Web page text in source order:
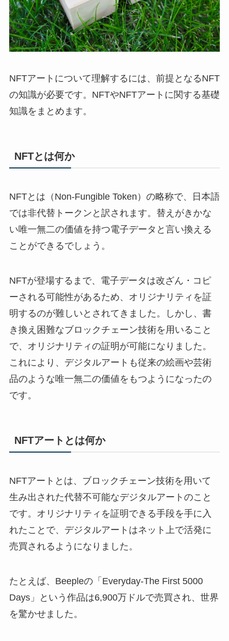
NFTアートについて理解するには、前提となるNFT
の知識が必要です。NFTやNFTアートに関する基礎
知識をまとめます。
NFTとは何か
NFTとは（Non-Fungible Token）の略称で、日本語
では非代替トークンと訳されます。替えがきかな
い唯一無二の価値を持つ電子データと言い換える
ことができるでしょう。
NFTが登場するまで、電子データは改ざん・コピ
ーされる可能性があるため、オリジナリティを証
明するのが難しいとされてきました。しかし、書
き換え困難なブロックチェーン技術を用いること
で、オリジナリティの証明が可能になりました。
これにより、デジタルアートも従来の絵画や芸術
品のような唯一無二の価値をもつようになったの
です。
NFTアートとは何か
NFTアートとは、ブロックチェーン技術を用いて
生み出された代替不可能なデジタルアートのこと
です。オリジナリティを証明できる手段を手に入
れたことで、デジタルアートはネット上で活発に
売買されるようになりました。
たとえば、Beepleの「Everyday-The First 5000
Days」という作品は6,900万ドルで売買され、世界
を驚かせました。